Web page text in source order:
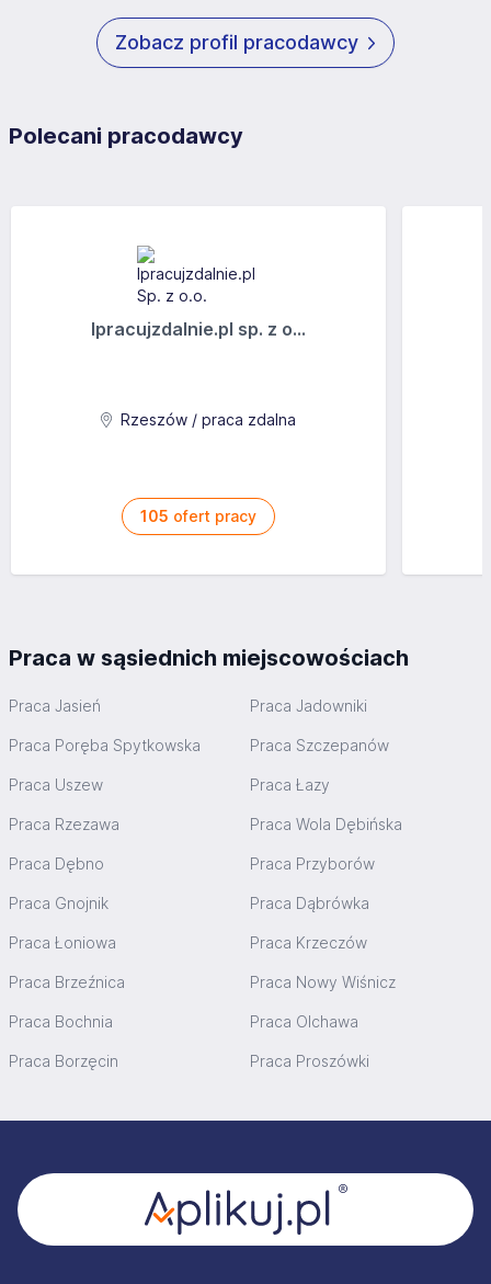
Zobacz profil pracodawcy
Polecani pracodawcy
Ipracujzdalnie.pl sp. z o...
Rzeszów / praca zdalna
105 ofert pracy
Praca w sąsiednich miejscowościach
Praca Jasień Praca Jadowniki
Praca Poręba Spytkowska Praca Szczepanów
Praca Uszew Praca Łazy
Praca Rzezawa Praca Wola Dębińska
Praca Dębno Praca Przyborów
Praca Gnojnik Praca Dąbrówka
Praca Łoniowa Praca Krzeczów
Praca Brzeźnica Praca Nowy Wiśnicz
Praca Bochnia Praca Olchawa
Praca Borzęcin Praca Proszówki